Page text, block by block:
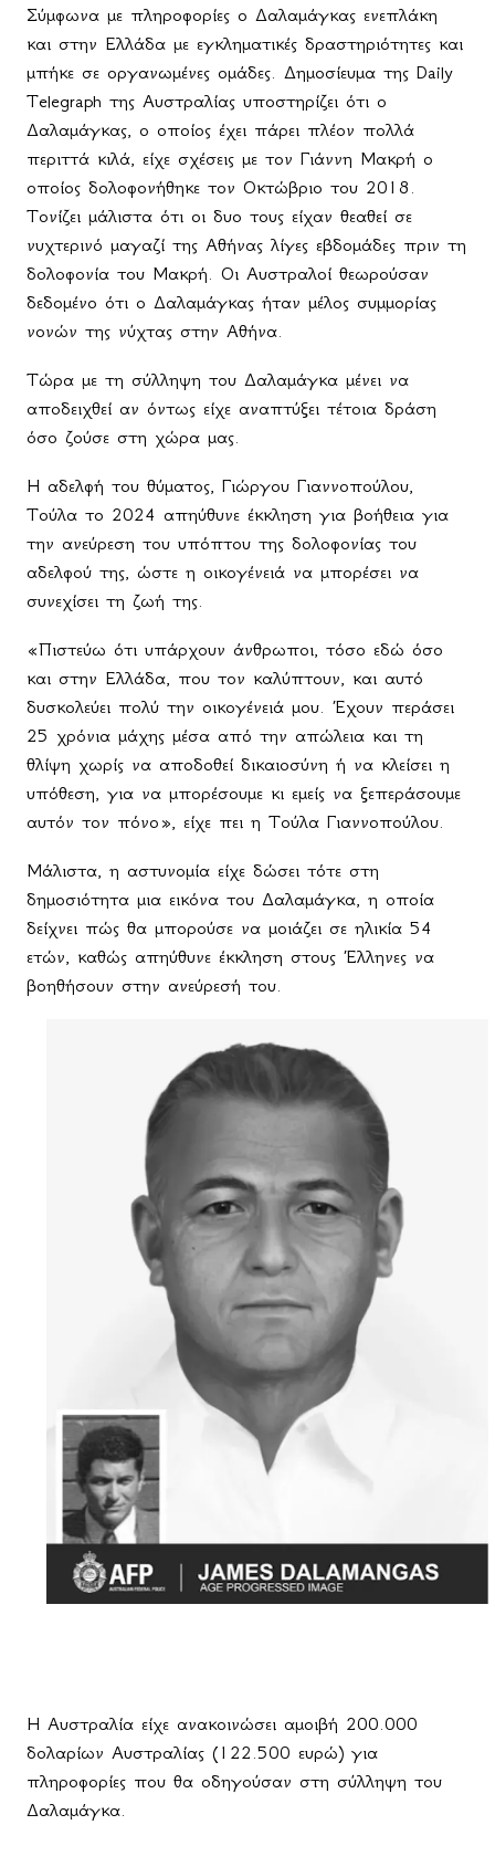
Σύμφωνα με πληροφορίες ο Δαλαμάγκας ενεπλάκη
και στην Ελλάδα με εγκληματικές δραστηριότητες και
μπήκε σε οργανωμένες ομάδες. Δημοσίευμα της Daily
Telegraph της Αυστραλίας υποστηρίζει ότι ο
Δαλαμάγκας, ο οποίος έχει πάρει πλέον πολλά
περιττά κιλά, είχε σχέσεις με τον Γιάννη Μακρή ο
οποίος δολοφονήθηκε τον Οκτώβριο του 2018.
Τονίζει μάλιστα ότι οι δυο τους είχαν θεαθεί σε
νυχτερινό μαγαζί της Αθήνας λίγες εβδομάδες πριν τη
δολοφονία του Μακρή. Οι Αυστραλοί θεωρούσαν
δεδομένο ότι ο Δαλαμάγκας ήταν μέλος συμμορίας
νονών της νύχτας στην Αθήνα.
Τώρα με τη σύλληψη του Δαλαμάγκα μένει να
αποδειχθεί αν όντως είχε αναπτύξει τέτοια δράση
όσο ζούσε στη χώρα μας.
Η αδελφή του θύματος, Γιώργου Γιαννοπούλου,
Τούλα το 2024 απηύθυνε έκκληση για βοήθεια για
την ανεύρεση του υπόπτου της δολοφονίας του
αδελφού της, ώστε η οικογένειά να μπορέσει να
συνεχίσει τη ζωή της.
«Πιστεύω ότι υπάρχουν άνθρωποι, τόσο εδώ όσο
και στην Ελλάδα, που τον καλύπτουν, και αυτό
δυσκολεύει πολύ την οικογένειά μου. Έχουν περάσει
25 χρόνια μάχης μέσα από την απώλεια και τη
θλίψη χωρίς να αποδοθεί δικαιοσύνη ή να κλείσει η
υπόθεση, για να μπορέσουμε κι εμείς να ξεπεράσουμε
αυτόν τον πόνο», είχε πει η Τούλα Γιαννοπούλου.
Μάλιστα, η αστυνομία είχε δώσει τότε στη
δημοσιότητα μια εικόνα του Δαλαμάγκα, η οποία
δείχνει πώς θα μπορούσε να μοιάζει σε ηλικία 54
ετών, καθώς απηύθυνε έκκληση στους Έλληνες να
βοηθήσουν στην ανεύρεσή του.
Η Αυστραλία είχε ανακοινώσει αμοιβή 200.000
δολαρίων Αυστραλίας (122.500 ευρώ) για
πληροφορίες που θα οδηγούσαν στη σύλληψη του
Δαλαμάγκα.